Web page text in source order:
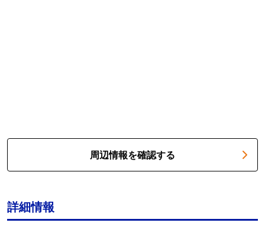
周辺情報を確認する
詳細情報